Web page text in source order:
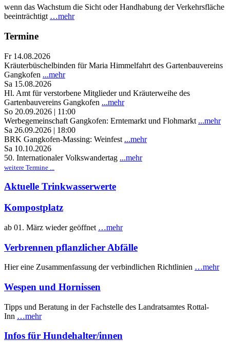
wenn das Wachstum die Sicht oder Handhabung der Verkehrsfläche
beeinträchtigt …mehr
Termine
Fr 14.08.2026
Kräuterbüschelbinden für Maria Himmelfahrt des Gartenbauvereins
Gangkofen ...mehr
Sa 15.08.2026
Hl. Amt für verstorbene Mitglieder und Kräuterweihe des
Gartenbauvereins Gangkofen ...mehr
So 20.09.2026 | 11:00
Werbegemeinschaft Gangkofen: Erntemarkt und Flohmarkt ...mehr
Sa 26.09.2026 | 18:00
BRK Gangkofen-Massing: Weinfest ...mehr
Sa 10.10.2026
50. Internationaler Volkswandertag ...mehr
weitere Termine ...
Aktuelle Trinkwasserwerte
Kompostplatz
ab 01. März wieder geöffnet …mehr
Verbrennen pflanzlicher Abfälle
Hier eine Zusammenfassung der verbindlichen Richtlinien …mehr
Wespen und Hornissen
Tipps und Beratung in der Fachstelle des Landratsamtes Rottal-
Inn …mehr
Infos für Hundehalter/innen